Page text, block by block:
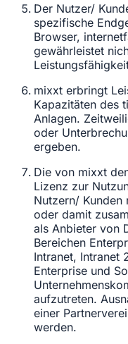
Der Nutzer/
spezifische
Browser,
gewährleistet
mixxt erbringt
Kapazitäten des
Anlagen.
oder
ergeben.
Die von mixxt
Lizenz zur
Nutzern/
oder damit
als Anbieter von
Bereichen
Intranet, Intranet
Enterprise und
aufzutreten.
einer
werden.